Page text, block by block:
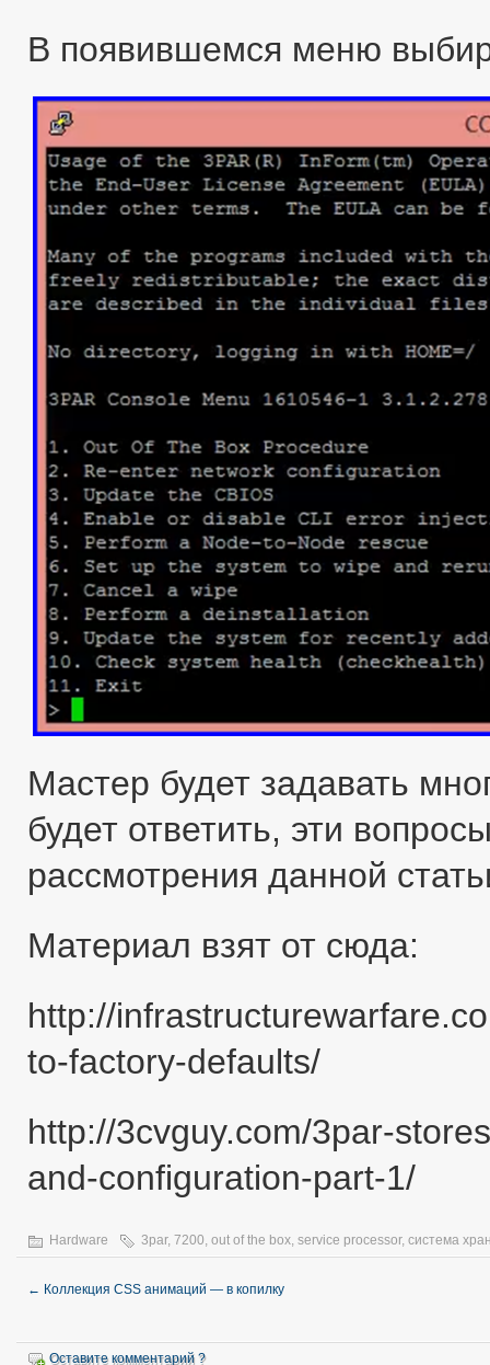
В появившемся меню
Мастер будет задавать
будет ответить, эти
рассмотрения данной
Материал взят от сюда:
http://
to-factory-defaults/
http://3cvguy.com/3par-
and-configuration-part-1/
Hardware 3par, 7200, out of the box, service processor, система
← Коллекция CSS анимаций — в копилку
Оставите комментарий ?